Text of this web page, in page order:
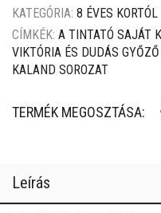
KATEGÓRIA: 8 ÉVES KORTÓL
CÍMKÉK: A TINTATÓ SAJÁT
VIKTÓRIA ÉS DUDÁS
KALAND SOROZAT
TERMÉK MEGOSZTÁSA:
Leírás